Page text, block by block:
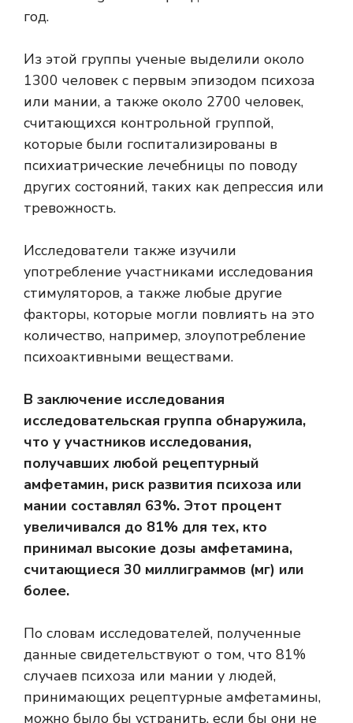
год.
Из этой группы ученые выделили около
1300 человек с первым эпизодом психоза
или мании, а также около 2700 человек,
считающихся контрольной группой,
которые были госпитализированы в
психиатрические лечебницы по поводу
других состояний, таких как депрессия или
тревожность.
Исследователи также изучили
употребление участниками исследования
стимуляторов, а также любые другие
факторы, которые могли повлиять на это
количество, например, злоупотребление
психоактивными веществами.
В заключение исследования
исследовательская группа обнаружила,
что у участников исследования,
получавших любой рецептурный
амфетамин, риск развития психоза или
мании составлял 63%. Этот процент
увеличивался до 81% для тех, кто
принимал высокие дозы амфетамина,
считающиеся 30 миллиграммов (мг) или
более.
По словам исследователей, полученные
данные свидетельствуют о том, что 81%
случаев психоза или мании у людей,
принимающих рецептурные амфетамины,
можно было бы устранить, если бы они не